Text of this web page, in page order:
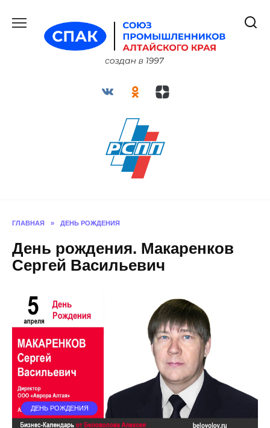
содержанию
ГЛАВНАЯ » ДЕНЬ РОЖДЕНИЯ
День рождения. Макаренков
Сергей Васильевич
ДЕНЬ РОЖДЕНИЯ